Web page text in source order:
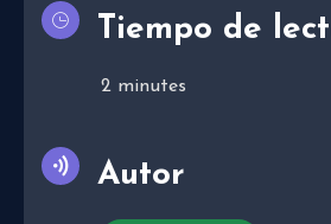
Tiempo de
2 minutes
Autor